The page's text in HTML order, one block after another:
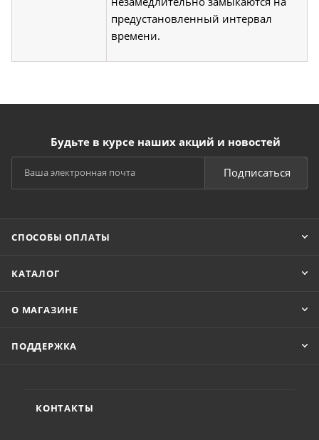
предустановленный интервал
времени.
Будьте в курсе наших акций и новостей
Подписаться
СПОСОБЫ ОПЛАТЫ
КАТАЛОГ
О МАГАЗИНЕ
ПОДДЕРЖКА
КОНТАКТЫ